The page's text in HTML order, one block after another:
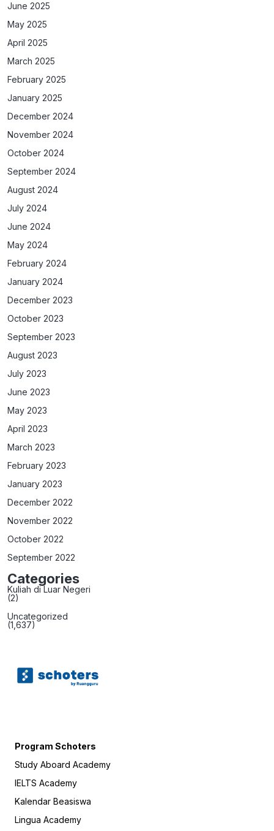
June 2025
May 2025
April 2025
March 2025
February 2025
January 2025
December 2024
November 2024
October 2024
September 2024
August 2024
July 2024
June 2024
May 2024
February 2024
January 2024
December 2023
October 2023
September 2023
August 2023
July 2023
June 2023
May 2023
April 2023
March 2023
February 2023
January 2023
December 2022
November 2022
October 2022
September 2022
Categories
Kuliah di Luar Negeri
(2)
Uncategorized
(1,637)
Program Schoters
Study Aboard Academy
IELTS Academy
Kalendar Beasiswa
Lingua Academy